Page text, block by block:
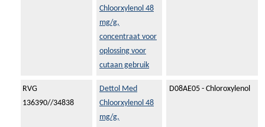
Chloorxylenol 48
mg/g,
concentraat voor
oplossing voor
cutaan gebruik
RVG
136390//34838
Dettol Med
Chloorxylenol 48
mg/g,
D08AE05 - Chloroxylenol